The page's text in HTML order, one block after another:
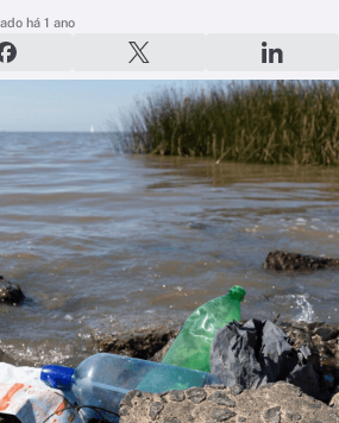
há 1 ano